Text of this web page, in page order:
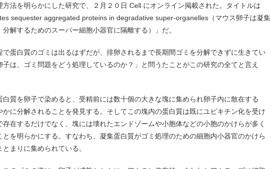
方法を明らかにした研究で、２月２０日 Cell にオンライン掲載された。タイトルは
sequester aggregated proteins in degradative super-organelles（マウス卵子は凝集
分解するためのスーパー細胞小器官に隔離する）」だ。
で蛋白質のゴミは出るはずだが、排卵されるまで長期間ゴミを分解できずに生きてい
子は、ゴミ問題をどう処理しているのか？」と問うたことがこの研究の全てと言え
白質を卵子で染めると、受精前には数十個の大きな塊に集められ卵子内に散在する
かに分解されることを発見する。そしてこの塊内の蛋白質は既にユビキチン化を受け
存在するだけでなく、塊には壊れたエンドゾームや小胞体などの小胞のかけらが多く
とを明らかにする。すなわち、凝集蛋白質がゴミ処理のための細胞内小器官のかけら
まりに集められている。